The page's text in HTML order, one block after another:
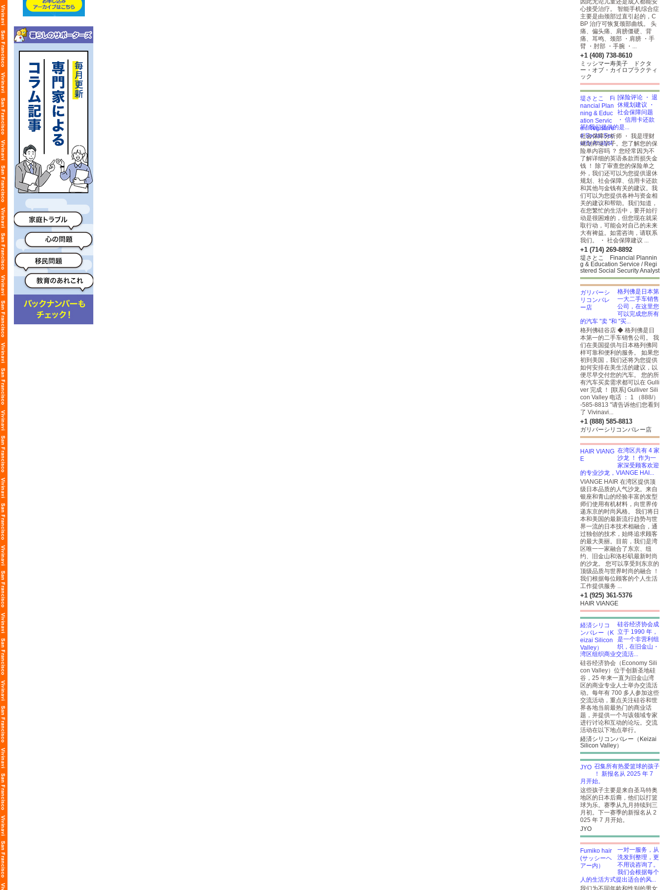
因此无论儿童还是成人都能安
心接受治疗。 智能手机综合症
主要是由颈部过直引起的，C
BP 治疗可恢复颈部曲线。 头
痛、偏头痛、肩膀僵硬、背
痛、耳鸣、颈部 ・肩膀 ・手
臂 ・肘部 ・手腕 ・...
+1 (408) 738-8610
ミッシマー寿美子 ドクタ
ー・オブ・カイロプラクティ
ック
[保险评论 ・ 退
休规划建议 ・
社会保障问题
・ 信用卡还款
等] 我们提供的是...
社会保障分析师 ・ 我是理财
规划师堤宗子。您了解您的保
险单内容吗 ？ 您经常因为不
了解详细的英语条款而损失金
钱 ！ 除了审查您的保险单之
外，我们还可以为您提供退休
规划、社会保障、信用卡还款
和其他与金钱有关的建议。我
们可以为您提供各种与资金相
关的建议和帮助。我们知道，
在您繁忙的生活中，要开始行
动是很困难的，但您现在就采
取行动，可能会对自己的未来
大有裨益。如需咨询，请联系
我们。 ・ 社会保障建议 ...
+1 (714) 269-8892
堤さとこ Financial Plannin
g & Education Service / Regi
stered Social Security Analyst
格列佛是日本第
一大二手车销售
公司，在这里您
可以完成您所有
的汽车 "卖 "和 "买...
格列佛硅谷店 ◆ 格列佛是日
本第一的二手车销售公司。 我
们在美国提供与日本格列佛同
样可靠和便利的服务。 如果您
初到美国，我们还将为您提供
如何安排在美生活的建议，以
便尽早交付您的汽车。 您的所
有汽车买卖需求都可以在 Gulli
ver 完成 ！ [联系] Gulliver Sili
con Valley 电话 ： 1 （888/）
-585-8813 "请告诉他们您看到
了 Vivinavi...
+1 (888) 585-8813
ガリバーシリコンバレー店
在湾区共有 4 家
沙龙 ！ 作为一
家深受顾客欢迎
的专业沙龙，VIANGE HAI...
VIANGE HAIR 在湾区提供顶
级日本品质的人气沙龙。来自
银座和青山的经验丰富的发型
师们使用有机材料，向世界传
递东京的时尚风格。 我们将日
本和美国的最新流行趋势与世
界一流的日本技术相融合，通
过独创的技术，始终追求顾客
的最大美丽。目前，我们是湾
区唯一一家融合了东京、纽
约、旧金山和洛杉矶最新时尚
的沙龙。 您可以享受到东京的
顶级品质与世界时尚的融合 ！
我们根据每位顾客的个人生活
工作提供服务 ...
+1 (925) 361-5376
HAIR VIANGE
硅谷经济协会成
立于 1990 年，
是一个非营利组
织，在旧金山・
湾区组织商业交流活...
硅谷经济协会（Economy Sili
con Valley）位于创新圣地硅
谷，25 年来一直为旧金山湾
区的商业专业人士举办交流活
动。每年有 700 多人参加这些
交流活动，重点关注硅谷和世
界各地当前最热门的商业话
题，并提供一个与该领域专家
进行讨论和互动的论坛。交流
活动在以下地点举行。
経済シリコンバレー（Keizai
Silicon Valley）
召集所有热爱篮球的孩子
！ 新报名从 2025 年 7
月开始。
这些孩子主要是来自圣马特奥
地区的日本后裔，他们以打篮
球为乐。赛季从九月持续到三
月初。下一赛季的新报名从 2
025 年 7 月开始。
JYO
一对一服务，从
洗发到整理，更
不用说咨询了。
我们会根据每个
人的生活方式提出适合的风...
我们为不同年龄和性别的男女